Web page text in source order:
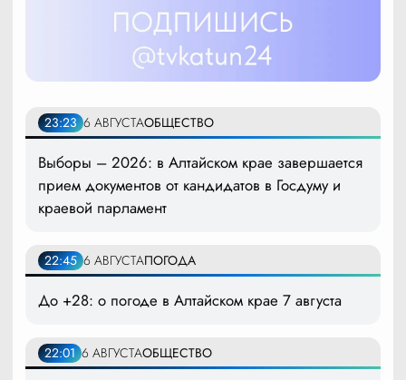
23:23 6 АВГУСТАОБЩЕСТВО
Выборы – 2026: в Алтайском крае завершается
прием документов от кандидатов в Госдуму и
краевой парламент
22:45 6 АВГУСТАПОГОДА
До +28: о погоде в Алтайском крае 7 августа
22:01 6 АВГУСТАОБЩЕСТВО